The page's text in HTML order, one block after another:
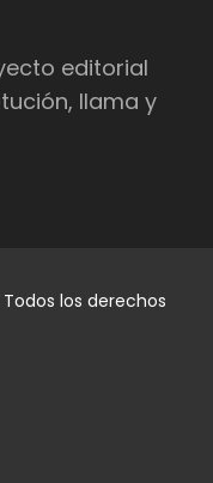
editorial
llama y
los derechos